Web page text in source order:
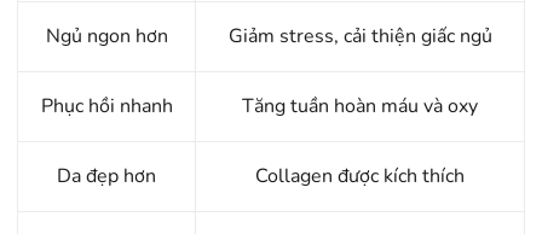
Ngủ ngon hơn Giảm stress, cải thiện giấc ngủ
Phục hồi nhanh Tăng tuần hoàn máu và oxy
Da đẹp hơn Collagen được kích thích